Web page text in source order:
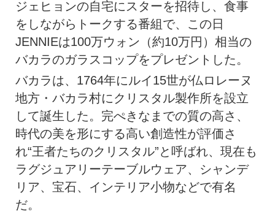
ジェヒョンの自宅にスターを招待し、食事
をしながらトークする番組で、この日
JENNIEは100万ウォン（約10万円）相当の
バカラのガラスコップをプレゼントした。
バカラは、1764年にルイ15世が仏ロレーヌ
地方・バカラ村にクリスタル製作所を設立
して誕生した。完ぺきなまでの質の高さ、
時代の美を形にする高い創造性が評価さ
れ“王者たちのクリスタル”と呼ばれ、現在も
ラグジュアリーテーブルウェア、シャンデ
リア、宝石、インテリア小物などで有名
だ。